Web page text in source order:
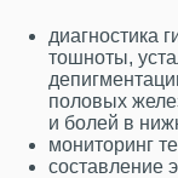
диагностика
тошноты,
половых
и болей в
мониторинг
составление